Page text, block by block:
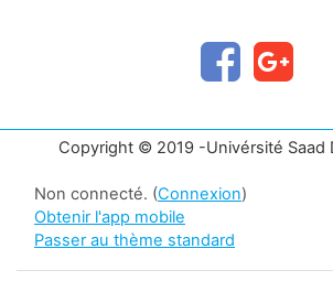
Copyright © 2019 -Univérsité Saad
Non connecté. (Connexion)
Obtenir l'app mobile
Passer au thème standard